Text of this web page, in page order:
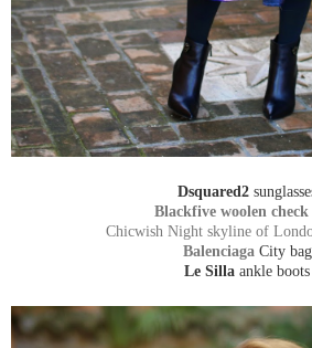
Dsquared2
Blackfive woolen check
Chicwish Night skyline of
Balenciaga City bag
Le Silla ankle boots